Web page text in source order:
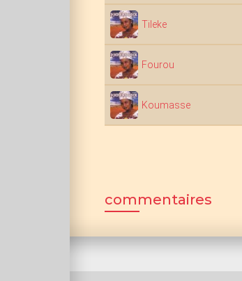
Tileke
Fourou
Koumasse
commentaires